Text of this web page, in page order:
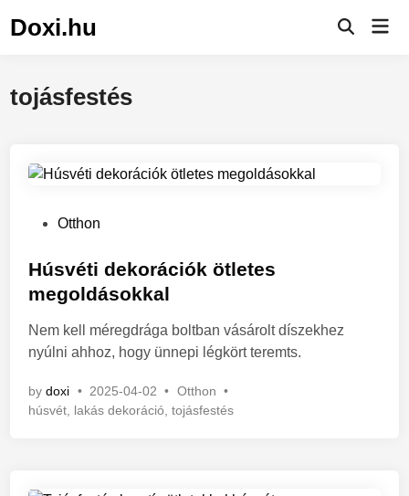
Doxi.hu
tojásfestés
s
t
d
i
Otthon
Húsvéti dekorációk ötletes
megoldásokkal
Nem kell méregdrága boltban vásárolt díszekhez
nyúlni ahhoz, hogy ünnepi légkört teremts.
bydoxi • 2025-04-02 • P
o
Otthon •
húsvét lakás dekoráció ,tojásfestés